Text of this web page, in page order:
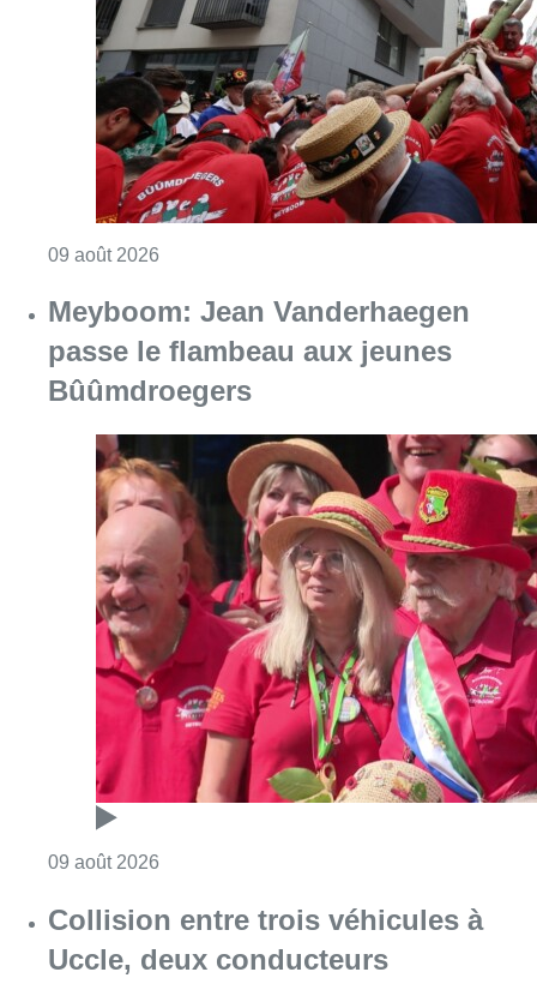
09 août 2026
Meyboom: Jean Vanderhaegen
passe le flambeau aux jeunes
Bûûmdroegers
09 août 2026
Collision entre trois véhicules à
Uccle, deux conducteurs